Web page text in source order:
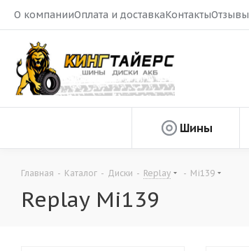
О компанииОплата и доставкаКонтактыОтзывы
Шины
Главная - Каталог - Диски - Replay - Mi139
Replay Mi139